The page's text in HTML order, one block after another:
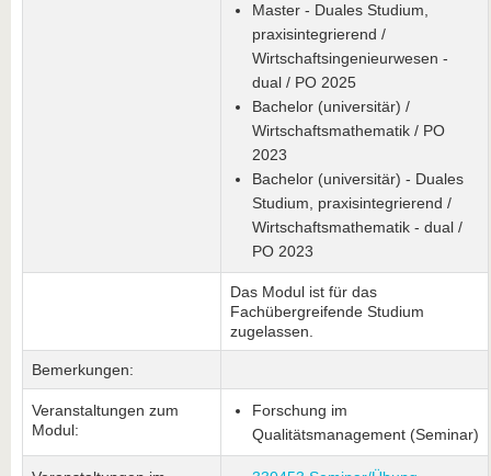
Master - Duales Studium,
praxisintegrierend /
Wirtschaftsingenieurwesen -
dual / PO 2025
Bachelor (universitär) /
Wirtschaftsmathematik / PO
2023
Bachelor (universitär) - Duales
Studium, praxisintegrierend /
Wirtschaftsmathematik - dual /
PO 2023
Das Modul ist für das
Fachübergreifende Studium
zugelassen.
Bemerkungen:
Veranstaltungen zum
Modul:
Forschung im
Qualitätsmanagement (Seminar)